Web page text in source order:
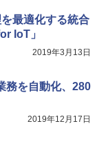
最適化する統合
IoT」
2019年3月13日
務を自動化、280
2019年12月17日